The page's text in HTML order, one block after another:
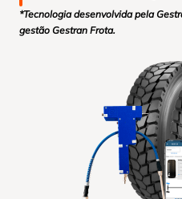
*Tecnologia desenvolvida pela
gestão Gestran Frota.